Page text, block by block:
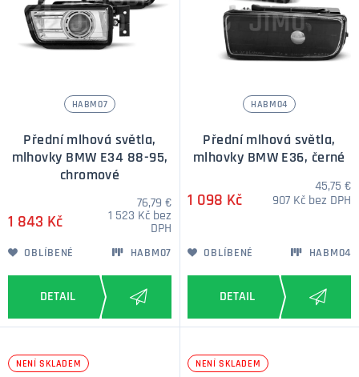
HABM07
Přední mlhová světla,
mlhovky BMW E34 88-95,
chromové
1 843 Kč
76,79 €
1 523 Kč bez
DPH
OBLÍBENÉ HABM07
HABM04
Přední mlhová světla,
mlhovky BMW E36, černé
1 098 Kč
45,75 €
907 Kč bez DPH
OBLÍBENÉ HABM04
NENÍ SKLADEM NENÍ SKLADEM